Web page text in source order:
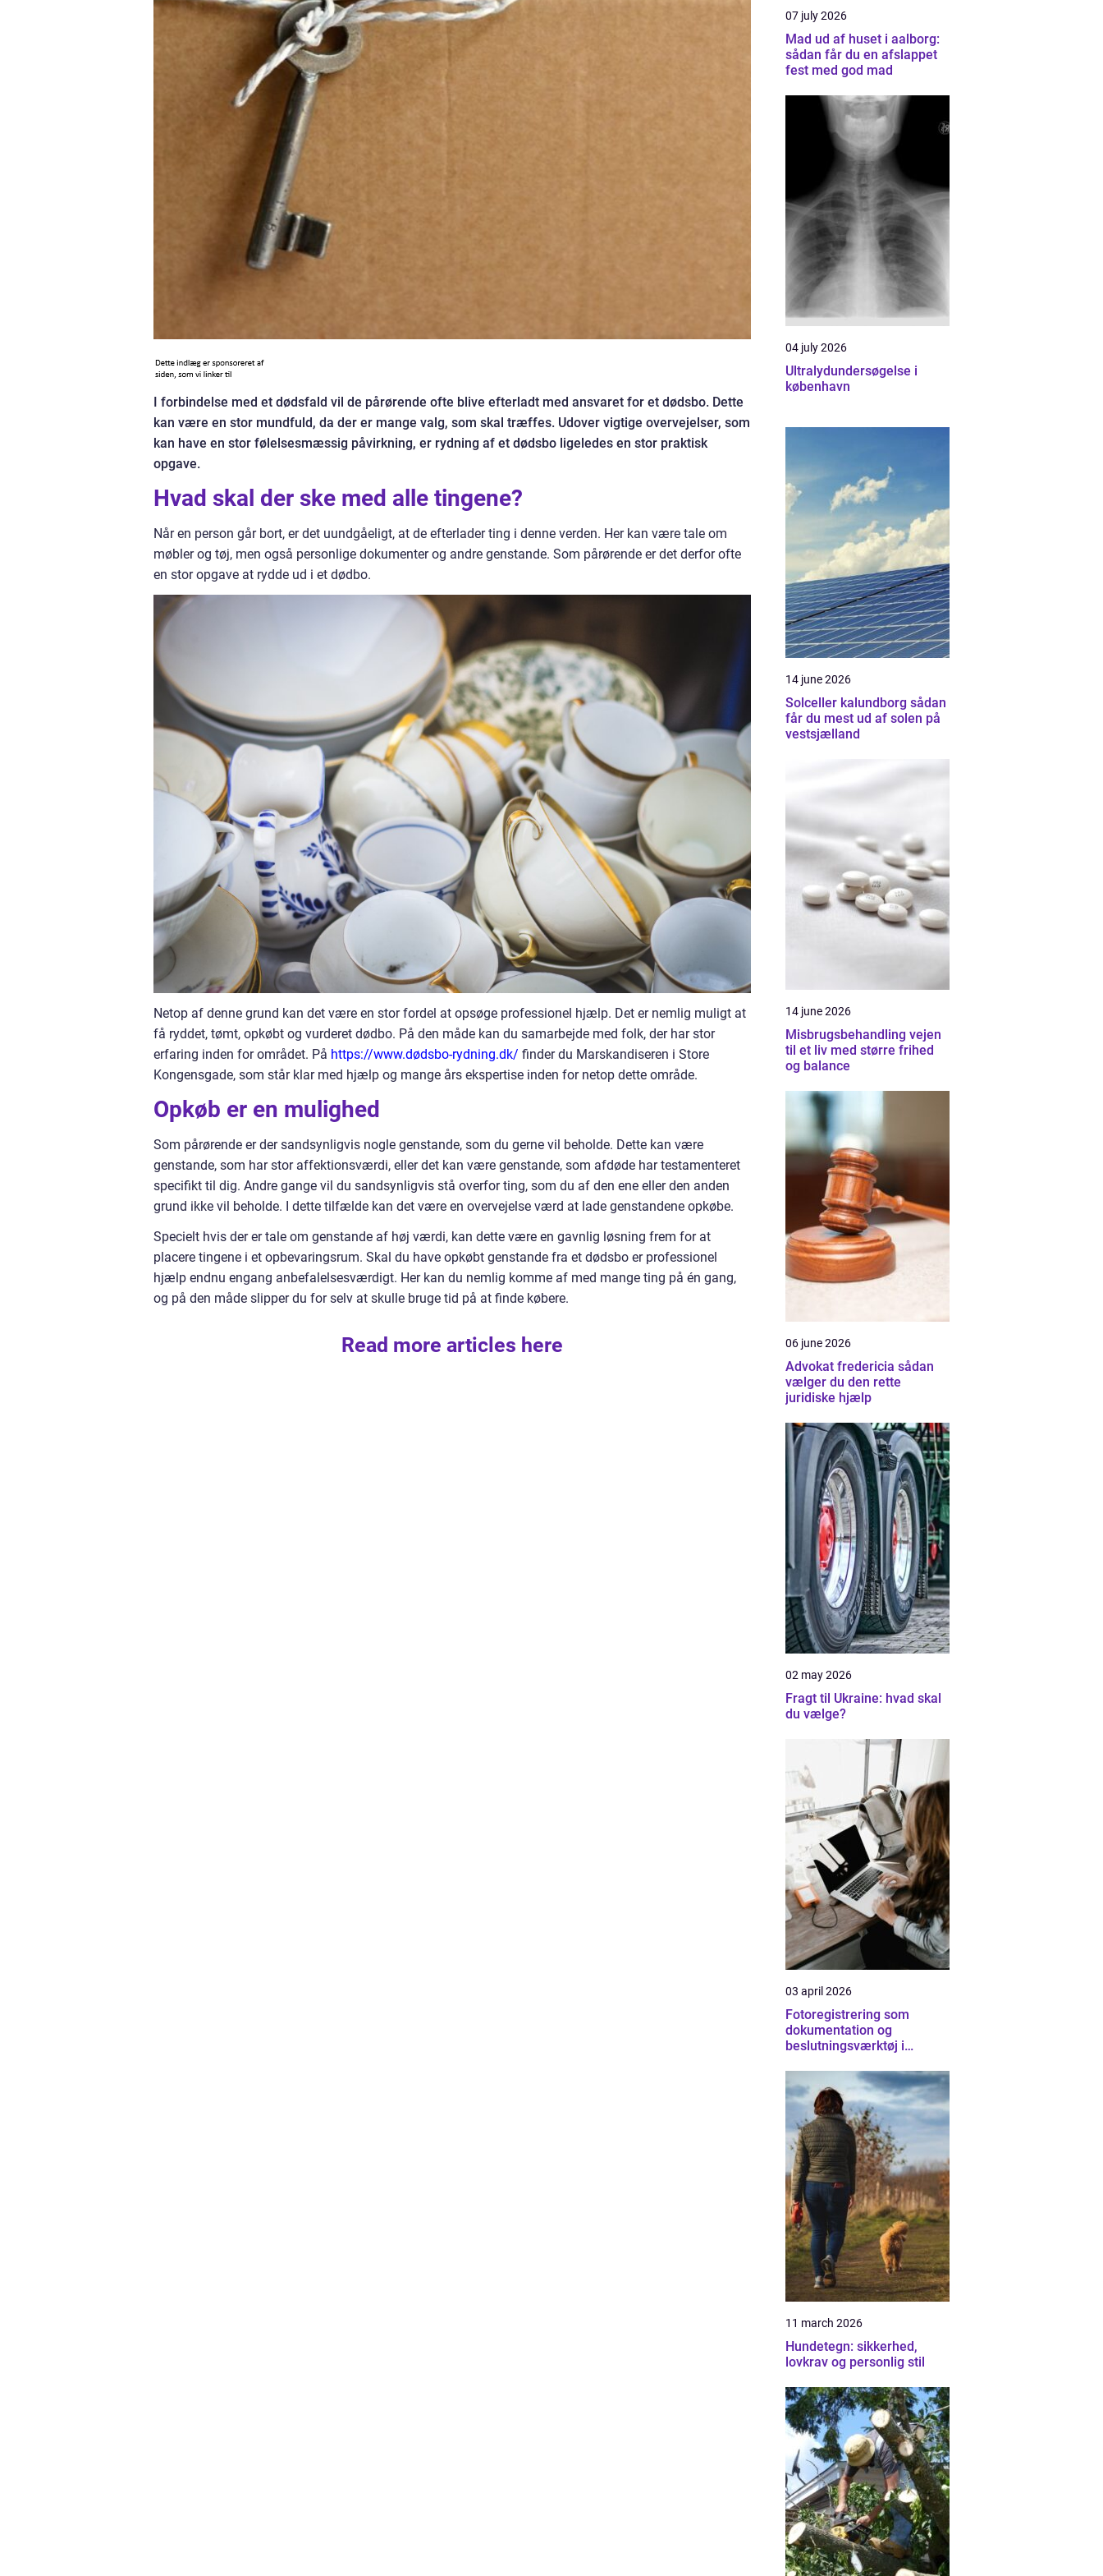
I forbindelse med et dødsfald vil de pårørende ofte blive efterladt med ansvaret for et dødsbo. Dette
kan være en stor mundfuld, da der er mange valg, som skal træffes. Udover vigtige overvejelser, som
kan have en stor følelsesmæssig påvirkning, er rydning af et dødsbo ligeledes en stor praktisk
opgave.
Hvad skal der ske med alle tingene?
Når en person går bort, er det uundgåeligt, at de efterlader ting i denne verden. Her kan være tale om
møbler og tøj, men også personlige dokumenter og andre genstande. Som pårørende er det derfor ofte
en stor opgave at rydde ud i et dødbo.
Netop af denne grund kan det være en stor fordel at opsøge professionel hjælp. Det er nemlig muligt at
få ryddet, tømt, opkøbt og vurderet dødbo. På den måde kan du samarbejde med folk, der har stor
erfaring inden for området. På https://www.dødsbo-rydning.dk/ finder du Marskandiseren i Store
Kongensgade, som står klar med hjælp og mange års ekspertise inden for netop dette område.
Opkøb er en mulighed
Som pårørende er der sandsynligvis nogle genstande, som du gerne vil beholde. Dette kan være
genstande, som har stor affektionsværdi, eller det kan være genstande, som afdøde har testamenteret
specifikt til dig. Andre gange vil du sandsynligvis stå overfor ting, som du af den ene eller den anden
grund ikke vil beholde. I dette tilfælde kan det være en overvejelse værd at lade genstandene opkøbe.
Specielt hvis der er tale om genstande af høj værdi, kan dette være en gavnlig løsning frem for at
placere tingene i et opbevaringsrum. Skal du have opkøbt genstande fra et dødsbo er professionel
hjælp endnu engang anbefalelsesværdigt. Her kan du nemlig komme af med mange ting på én gang,
og på den måde slipper du for selv at skulle bruge tid på at finde købere.
Read more articles here
07 july 2026
Mad ud af huset i aalborg:
sådan får du en afslappet
fest med god mad
04 july 2026
Ultralydundersøgelse i
københavn
14 june 2026
Solceller kalundborg sådan
får du mest ud af solen på
vestsjælland
14 june 2026
Misbrugsbehandling vejen
til et liv med større frihed
og balance
06 june 2026
Advokat fredericia sådan
vælger du den rette
juridiske hjælp
02 may 2026
Fragt til Ukraine: hvad skal
du vælge?
03 april 2026
Fotoregistrering som
dokumentation og
beslutningsværktøj i
11 march 2026
Hundetegn: sikkerhed,
lovkrav og personlig stil